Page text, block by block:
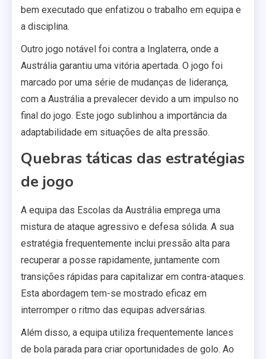
bem executado que enfatizou o trabalho em equipa e
a disciplina.
Outro jogo notável foi contra a Inglaterra, onde a
Austrália garantiu uma vitória apertada. O jogo foi
marcado por uma série de mudanças de liderança,
com a Austrália a prevalecer devido a um impulso no
final do jogo. Este jogo sublinhou a importância da
adaptabilidade em situações de alta pressão.
Quebras táticas das estratégias
de jogo
A equipa das Escolas da Austrália emprega uma
mistura de ataque agressivo e defesa sólida. A sua
estratégia frequentemente inclui pressão alta para
recuperar a posse rapidamente, juntamente com
transições rápidas para capitalizar em contra-ataques.
Esta abordagem tem-se mostrado eficaz em
interromper o ritmo das equipas adversárias.
Além disso, a equipa utiliza frequentemente lances
de bola parada para criar oportunidades de golo. Ao